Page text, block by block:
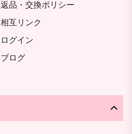
返品・交換ポリシー
相互リンク
ログイン
ブログ